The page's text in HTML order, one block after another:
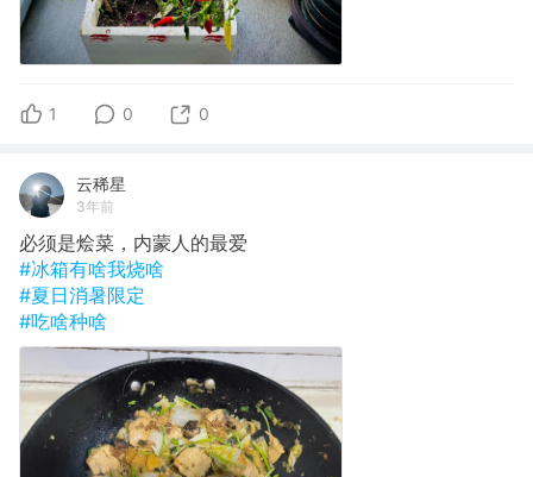
1 0 0
云稀星
3年前
必须是烩菜，内蒙人的最爱
#冰箱有啥我烧啥
#夏日消暑限定
#吃啥种啥